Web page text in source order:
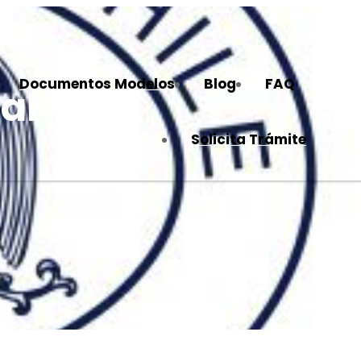
Documentos Modelos Blog FAQ
Solicita Trámite